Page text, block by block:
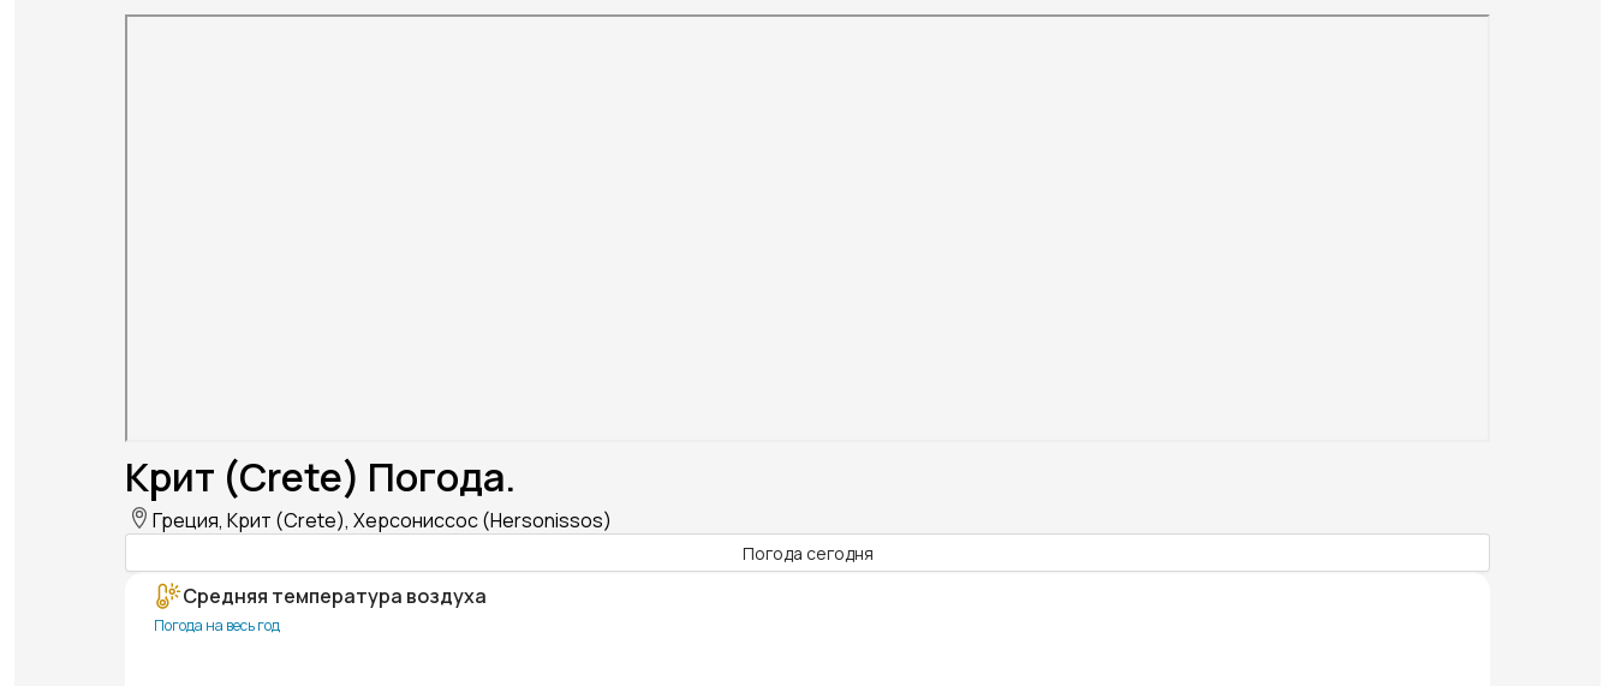
Крит (Crete) Погода.
Греция, Крит (Crete), Херсониссос (Hersonissos)
Погода сегодня
Средняя температура воздуха
Погода на весь год